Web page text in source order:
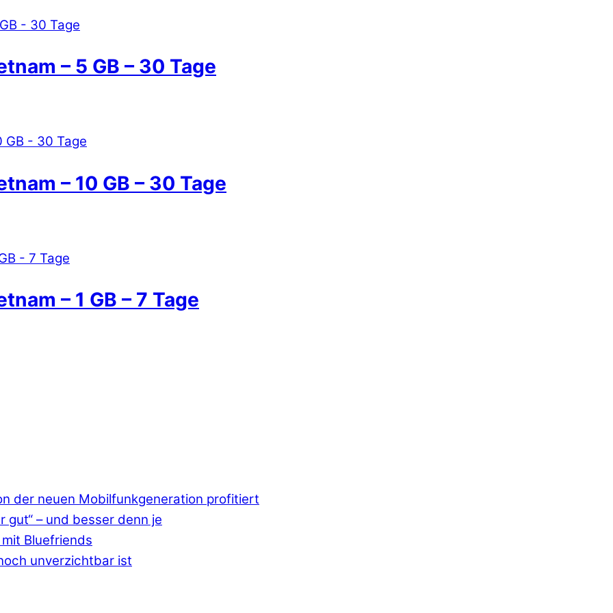
– 5 GB – 30 Tage
– 10 GB – 30 Tage
– 1 GB – 7 Tage
der neuen Mobilfunkgeneration profitiert
gut“ – und besser denn je
Bluefriends
unverzichtbar ist